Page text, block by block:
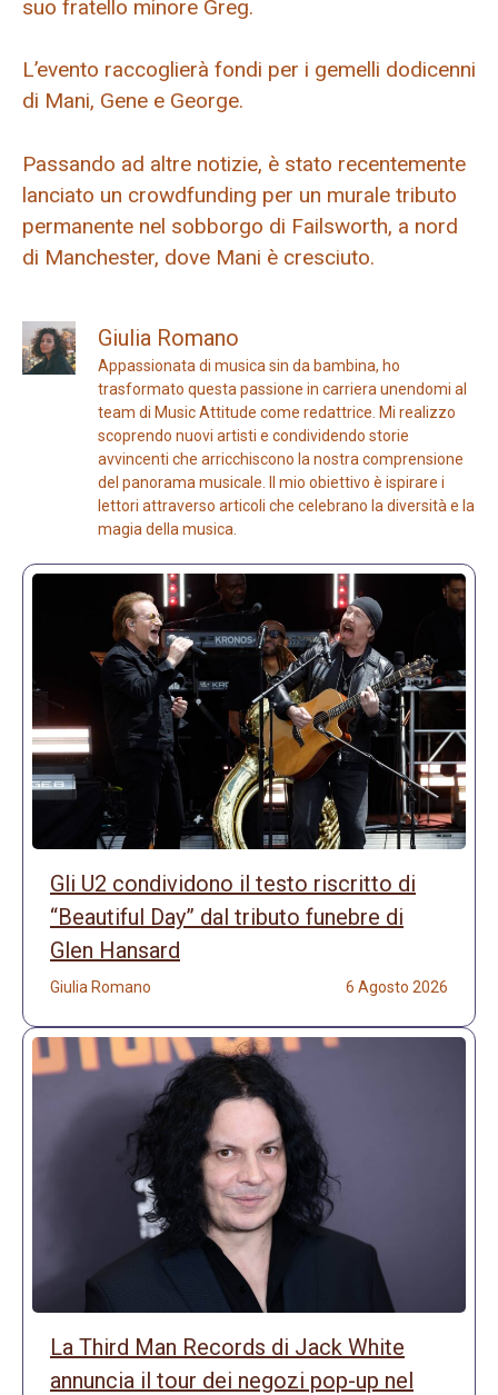
suo fratello minore Greg.
L’evento raccoglierà fondi per i gemelli dodicenni
di Mani, Gene e George.
Passando ad altre notizie, è stato recentemente
lanciato un crowdfunding per un murale tributo
permanente nel sobborgo di Failsworth, a nord
di Manchester, dove Mani è cresciuto.
Giulia Romano
Appassionata di musica sin da bambina, ho
trasformato questa passione in carriera unendomi al
team di Music Attitude come redattrice. Mi realizzo
scoprendo nuovi artisti e condividendo storie
avvincenti che arricchiscono la nostra comprensione
del panorama musicale. Il mio obiettivo è ispirare i
lettori attraverso articoli che celebrano la diversità e la
magia della musica.
Gli U2 condividono il testo riscritto di
“Beautiful Day” dal tributo funebre di
Glen Hansard
Giulia Romano 6 Agosto 2026
La Third Man Records di Jack White
annuncia il tour dei negozi pop-up nel